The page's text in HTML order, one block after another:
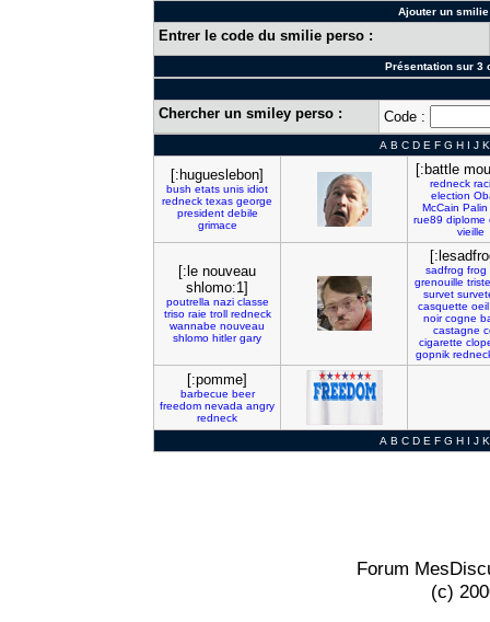
Ajouter un
Entrer le code du smilie perso :
Présentation sur 3
Chercher un smiley perso : Code :
A B C D E F G H I J K
[:hugueslebon]
bush etats unis idiot
redneck texas george
president debile
grimace
[:battle
redneck
election
McCain Palin
rue89 diplome
vieille
[:le nouveau
shlomo:1]
poutrella nazi classe
triso raie troll redneck
wannabe nouveau
shlomo hitler gary
sadfrog frog
grenouille triste
survet
casquette oeil
noir cogne
castagne
cigarette
gopnik
[:pomme]
barbecue beer
freedom nevada angry
redneck
A B C D E F G H I J K
Forum
(c)